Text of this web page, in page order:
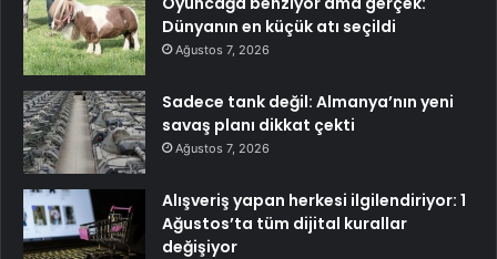
Dünyanın en küçük atı seçildi
Ağustos 7, 2026
Sadece tank değil: Almanya’nın yeni
savaş planı dikkat çekti
Ağustos 7, 2026
Alışveriş yapan herkesi ilgilendiriyor: 1
Ağustos’ta tüm dijital kurallar
değişiyor